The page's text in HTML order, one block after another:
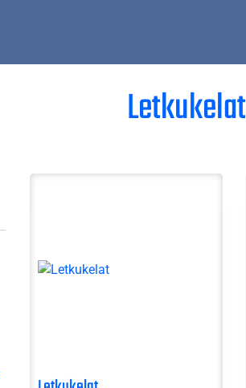
Letkukelat